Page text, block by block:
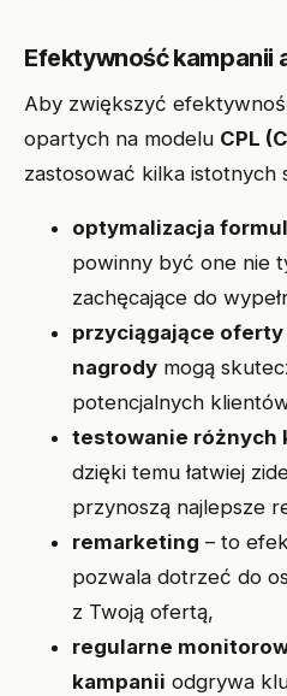
Efektywność kampanii
Aby zwiększyć
opartych na modelu CPL
zastosować kilka istotnych
optymalizacja
powinny być one nie
zachęcające do
przyciągające
nagrody mogą
potencjalnych
testowanie różnych
dzięki temu łatwiej
przynoszą najlepsze
remarketing – to
pozwala dotrzeć do
z Twoją ofertą,
regularne
kampanii odgrywa